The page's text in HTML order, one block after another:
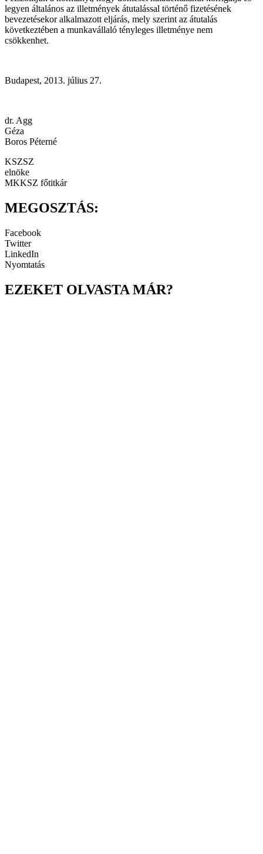
legyen általános az illetmények átutalással történő fizetésének
bevezetésekor alkalmazott eljárás, mely szerint az átutalás
következtében a munkavállaló tényleges illetménye nem
csökkenhet.
Budapest, 2013. július 27.
dr. Agg
Géza
Boros Péterné
KSZSZ
elnöke
MKKSZ főtitkár
MEGOSZTÁS:
Facebook
Twitter
LinkedIn
Nyomtatás
EZEKET OLVASTA MÁR?